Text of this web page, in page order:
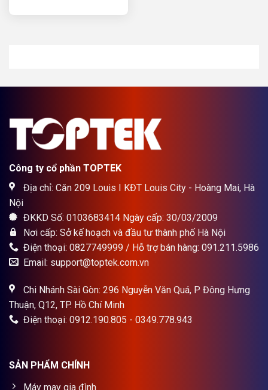
Công ty cổ phần TOPTEK
Địa chỉ: Căn 209 Louis I KĐT Louis City - Hoàng Mai, Hà
Nội
ĐKKD Số: 0103683414 Ngày cấp: 30/03/2009
Nơi cấp: Sở kế hoạch và đầu tư thành phố Hà Nội
Điện thoại: 0827749999 / Hỗ trợ bán hàng: 091.211.5986
Email: support@toptek.com.vn
Chi Nhánh Sài Gòn: 296 Nguyễn Văn Quá, P Đông Hưng
Thuận, Q12, TP. Hồ Chí Minh
Điện thoại: 0912.190.805 - 0349.778.943
SẢN PHẨM CHÍNH
Máy may gia đình